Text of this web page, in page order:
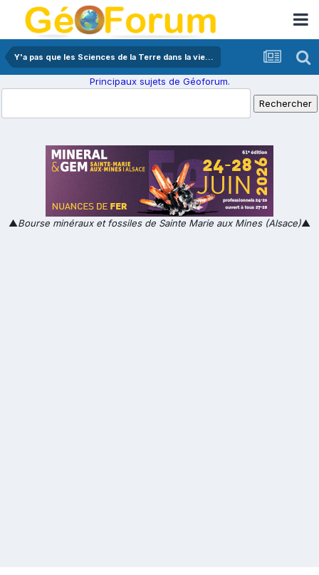
Y'a pas que les Sciences de la Terre dans la vie...
Principaux sujets de Géoforum.
▲Bourse minéraux et fossiles de Sainte Marie aux Mines (Alsace)▲